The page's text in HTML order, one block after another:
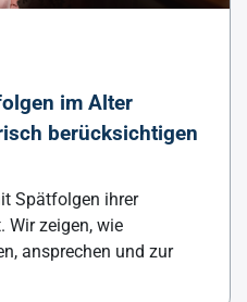
im Alter
berücksichtigen
Spätfolgen ihrer
Wir zeigen, wie
ansprechen und zur